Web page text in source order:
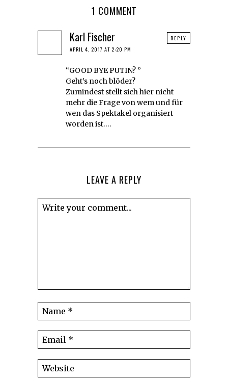
1 COMMENT
Karl Fischer
APRIL 4, 2017 AT 2:20 PM
“GOOD BYE PUTIN? ”
Geht’s noch blöder?
Zumindest stellt sich hier nicht
mehr die Frage von wem und für
wen das Spektakel organisiert
worden ist….
REPLY
LEAVE A REPLY